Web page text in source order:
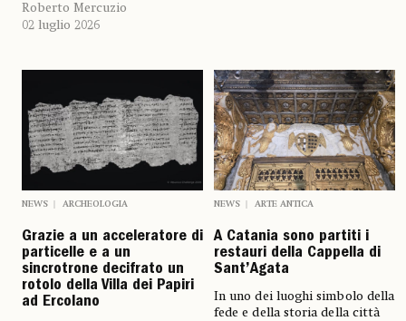
Roberto Mercuzio
02 luglio 2026
NEWS ARCHEOLOGIA
Grazie a un acceleratore di
particelle e a un
sincrotrone decifrato un
rotolo della Villa dei Papiri
ad Ercolano
NEWS ARTE ANTICA
A Catania sono partiti i
restauri della Cappella di
Sant’Agata
In uno dei luoghi simbolo della
fede e della storia della città